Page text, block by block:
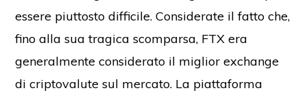
essere piuttosto difficile. Considerate il fatto che,
fino alla sua tragica scomparsa, FTX era
generalmente considerato il miglior exchange
di criptovalute sul mercato. La piattaforma